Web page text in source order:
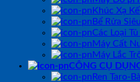
Khúc Xạ
Bể Rửa
Các Loại
Máy Cất
Máy Lắc
CÔNG CỤ
Ren Taro-